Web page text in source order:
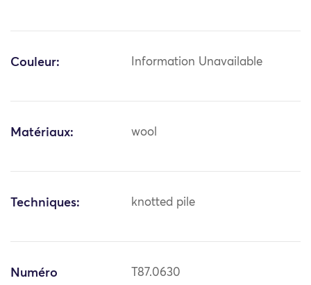
Couleur: Information Unavailable
Matériaux: wool
Techniques: knotted pile
Numéro
T87.0630